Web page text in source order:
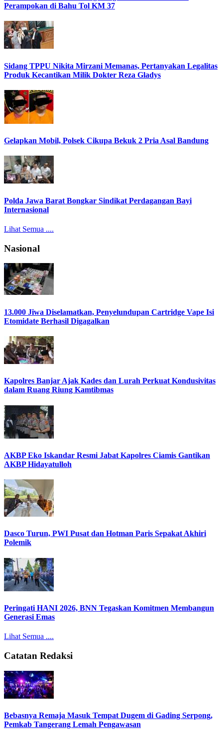
Perampokan di Bahu Tol KM 37
Sidang TPPU Nikita Mirzani Memanas, Pertanyakan Legalitas
Produk Kecantikan Milik Dokter Reza Gladys
Gelapkan Mobil, Polsek Cikupa Bekuk 2 Pria Asal Bandung
Polda Jawa Barat Bongkar Sindikat Perdagangan Bayi
Internasional
Lihat Semua ....
Nasional
13.000 Jiwa Diselamatkan, Penyelundupan Cartridge Vape Isi
Etomidate Berhasil Digagalkan
Kapolres Banjar Ajak Kades dan Lurah Perkuat Kondusivitas
dalam Ruang Riung Kamtibmas
AKBP Eko Iskandar Resmi Jabat Kapolres Ciamis Gantikan
AKBP Hidayatulloh
Dasco Turun, PWI Pusat dan Hotman Paris Sepakat Akhiri
Polemik
Peringati HANI 2026, BNN Tegaskan Komitmen Membangun
Generasi Emas
Lihat Semua ....
Catatan Redaksi
Bebasnya Remaja Masuk Tempat Dugem di Gading Serpong,
Pemkab Tangerang Lemah Pengawasan